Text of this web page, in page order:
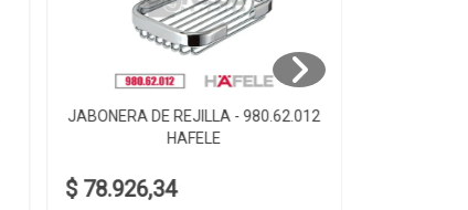
JABONERA DE REJILLA - 980.62.012
HAFELE
$ 78.926,34